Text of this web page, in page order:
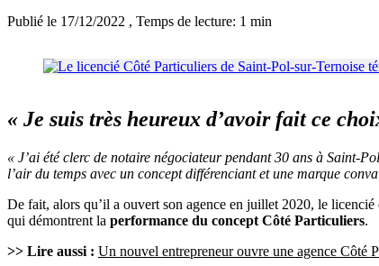
Publié le 17/12/2022 , Temps de lecture: 1 min
« Je suis très heureux d’avoir fait ce
« J’ai été clerc de notaire négociateur pendant 30 ans à Saint-
l’air du temps avec un concept différenciant et une marque
De fait, alors qu’il a ouvert son agence en juillet 2020, le licencié
qui démontrent la performance du concept Côté Particuliers.
>> Lire aussi : Un nouvel entrepreneur ouvre une agence Côté